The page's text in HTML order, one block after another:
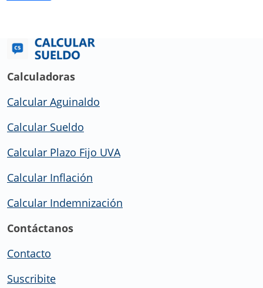
Calculadoras
Calcular Aguinaldo
Calcular Sueldo
Calcular Plazo Fijo UVA
Calcular Inflación
Calcular Indemnización
Contáctanos
Contacto
Suscribite